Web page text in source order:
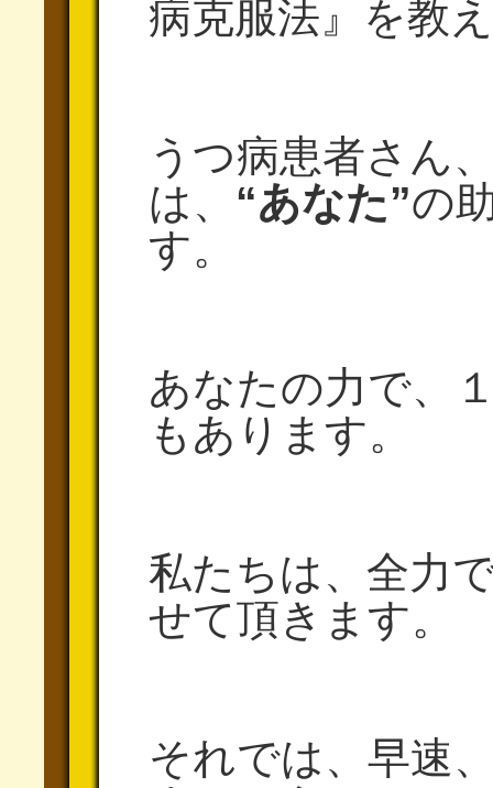
病克服法』を教
うつ病患者さん
は、 “あなた”の
す。
あなたの力で、
もあります。
私たちは、全力
せて頂きます。
それでは、早速